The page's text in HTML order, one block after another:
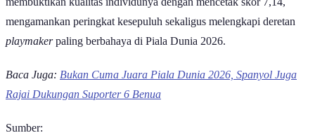
mengamankan peringkat kesepuluh sekaligus melengkapi deretan
playmakerpaling berbahaya di Piala Dunia 2026.
Baca Juga: Bukan Cuma Juara Piala Dunia 2026, Spanyol Juga
Rajai Dukungan Suporter 6 Benua
Sumber: